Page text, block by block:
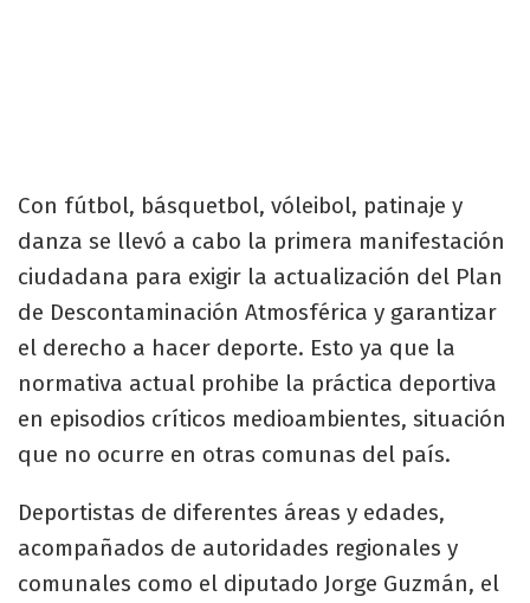
Con fútbol, básquetbol, vóleibol, patinaje y
danza se llevó a cabo la primera manifestación
ciudadana para exigir la actualización del Plan
de Descontaminación Atmosférica y garantizar
el derecho a hacer deporte. Esto ya que la
normativa actual prohibe la práctica deportiva
en episodios críticos medioambientes, situación
que no ocurre en otras comunas del país.
Deportistas de diferentes áreas y edades,
acompañados de autoridades regionales y
comunales como el diputado Jorge Guzmán, el